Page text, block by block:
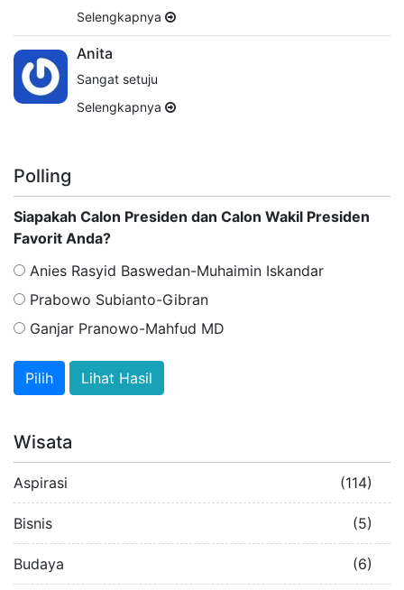
Selengkapnya
Anita
Sangat setuju
Selengkapnya
Polling
Siapakah Calon Presiden dan Calon Wakil Presiden
Favorit Anda?
Anies Rasyid Baswedan-Muhaimin Iskandar
Prabowo Subianto-Gibran
Ganjar Pranowo-Mahfud MD
Lihat Hasil
Wisata
Aspirasi (114)
Bisnis (5)
Budaya (6)